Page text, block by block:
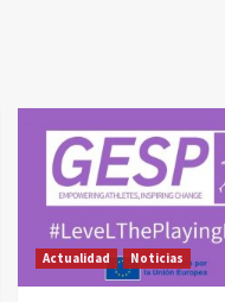
Actualidad Noticias